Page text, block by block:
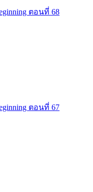
ตอนที่ 68
ตอนที่ 67